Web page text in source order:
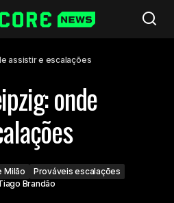
assistir e escalações
onde
Milão
Prováveis escalações
Brandão